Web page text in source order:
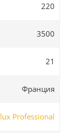
220
3500
21
Франция
Professional